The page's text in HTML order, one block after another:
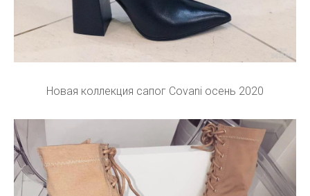
Новая коллекция сапог Covani осень 2020